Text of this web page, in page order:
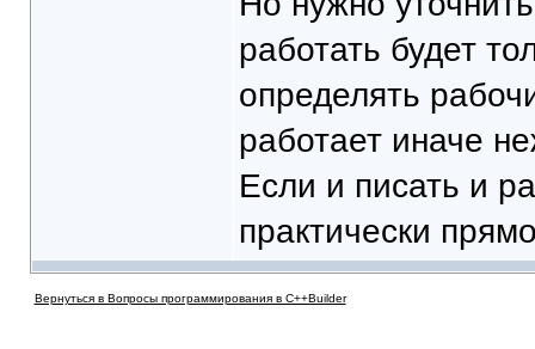
работать будет
определять
работает иначе
Если и писать и
практически
Вернуться в Вопросы программирования в C++Builder